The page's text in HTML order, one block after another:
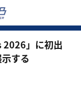
2026」に初出
する